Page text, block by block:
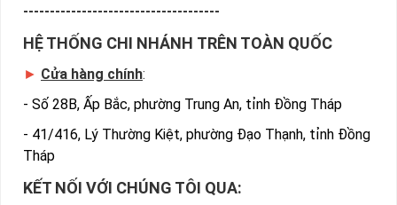
-------------------------------------
HỆ THỐNG CHI NHÁNH TRÊN TOÀN QUỐC
► Cửa hàng chính:
- Số 28B, Ấp Bắc, phường Trung An, tỉnh Đồng Tháp
- 41/416, Lý Thường Kiệt, phường Đạo Thạnh, tỉnh Đồng
Tháp
KẾT NỐI VỚI CHÚNG TÔI QUA: